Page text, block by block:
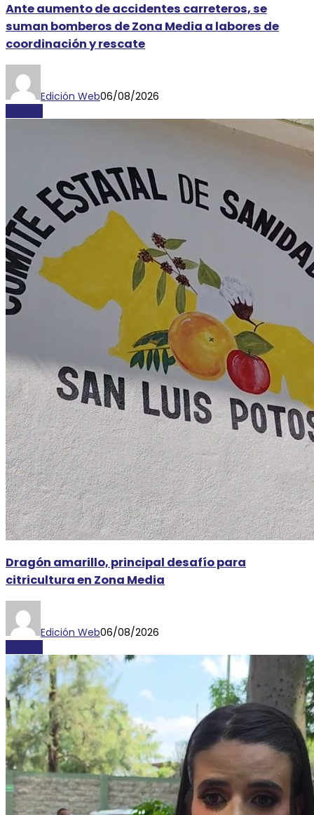
Ante aumento de accidentes carreteros, se
suman bomberos de Zona Media a labores de
coordinación y rescate
Edición Web06/08/2026
Dragón amarillo, principal desafío para
citricultura en Zona Media
Edición Web06/08/2026